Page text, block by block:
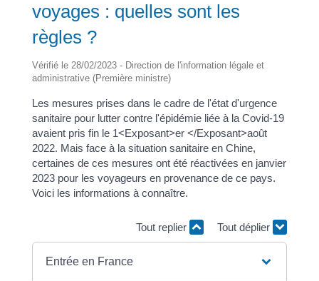
voyages : quelles sont les
règles ?
Vérifié le 28/02/2023 - Direction de l'information légale et
administrative (Première ministre)
Les mesures prises dans le cadre de l'état d'urgence
sanitaire pour lutter contre l'épidémie liée à la Covid-19
avaient pris fin le 1<Exposant>er </Exposant>août
2022. Mais face à la situation sanitaire en Chine,
certaines de ces mesures ont été réactivées en janvier
2023 pour les voyageurs en provenance de ce pays.
Voici les informations à connaître.
Tout replier Tout déplier
Entrée en France